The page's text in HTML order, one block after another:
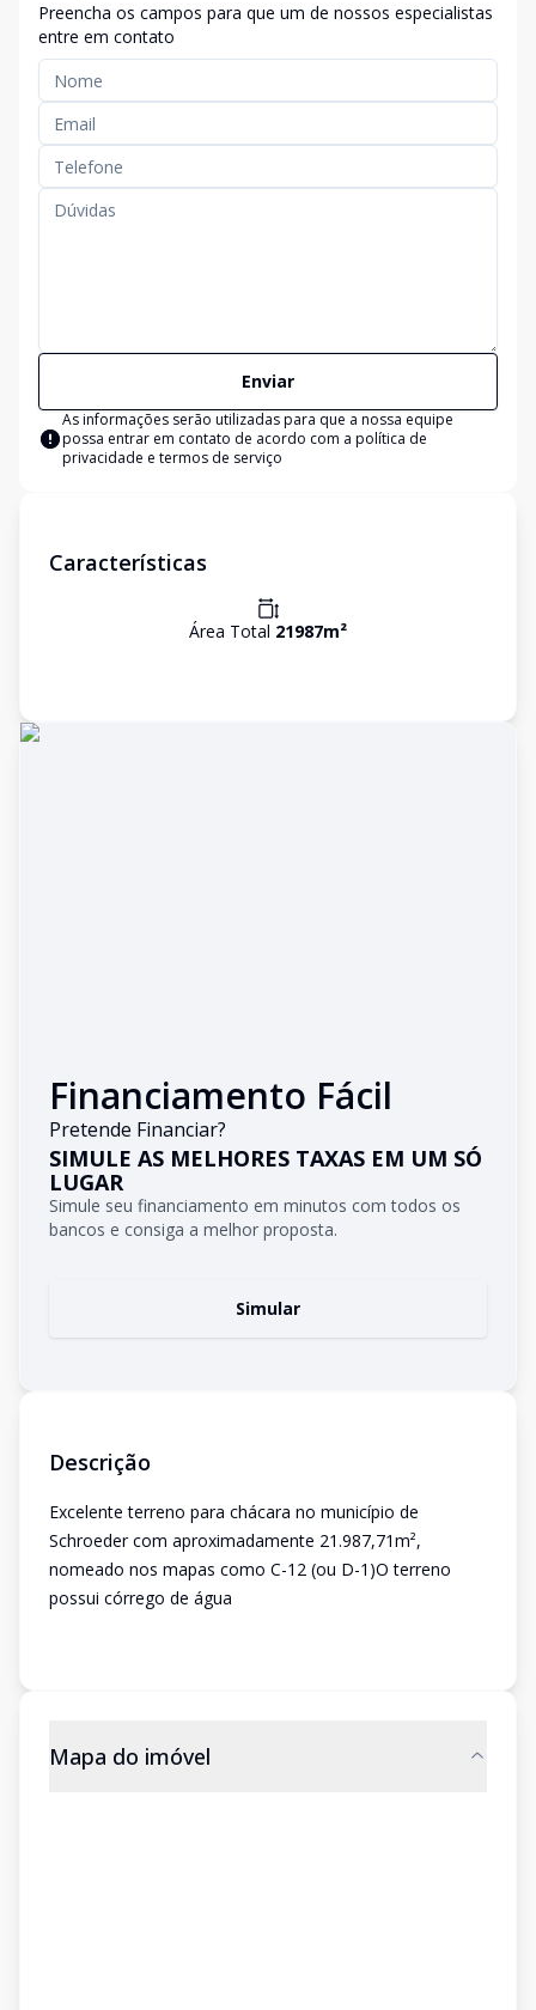
Preencha os campos para que um de nossos especialistas
entre em contato
Enviar
As informações serão utilizadas para que a nossa equipe
possa entrar em contato de acordo com a política de
privacidade e termos de serviço
Características
Área Total 21987m²
Financiamento Fácil
Pretende Financiar?
SIMULE AS MELHORES TAXAS EM UM SÓ
LUGAR
Simule seu financiamento em minutos com todos os
bancos e consiga a melhor proposta.
Simular
Descrição
Excelente terreno para chácara no município de
Schroeder com aproximadamente 21.987,71m²,
nomeado nos mapas como C-12 (ou D-1)O terreno
possui córrego de água
Mapa do imóvel